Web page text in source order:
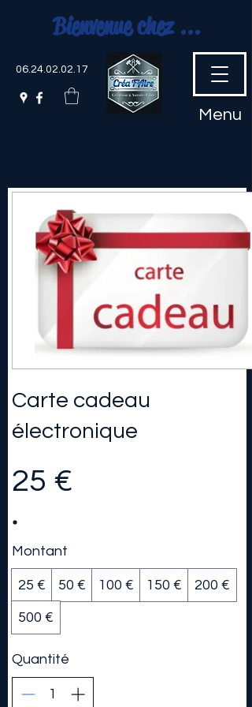
Menu
Bienvenue chez ...
06.24.02.02.17
Carte cadeau
électronique
25 €
Montant
25 € 50 € 100 € 150 € 200 €
500 €
Quantité